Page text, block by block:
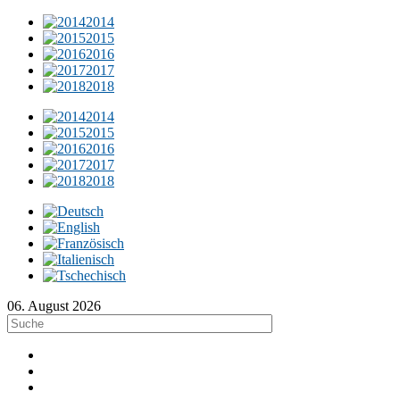
2014
2015
2016
2017
2018
2014
2015
2016
2017
2018
06. August 2026